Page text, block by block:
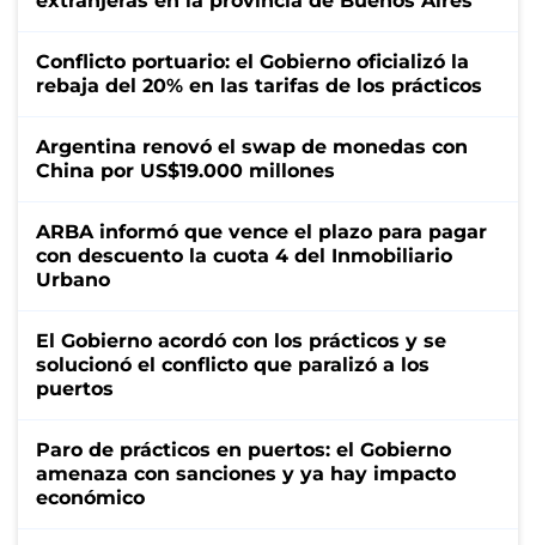
Conflicto portuario: el Gobierno oficializó la
rebaja del 20% en las tarifas de los prácticos
Argentina renovó el swap de monedas con
China por US$19.000 millones
ARBA informó que vence el plazo para pagar
con descuento la cuota 4 del Inmobiliario
Urbano
El Gobierno acordó con los prácticos y se
solucionó el conflicto que paralizó a los
puertos
Paro de prácticos en puertos: el Gobierno
amenaza con sanciones y ya hay impacto
económico